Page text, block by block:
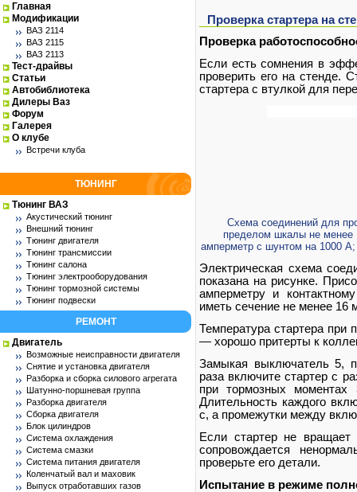
Главная
Модификации
ВАЗ 2114
ВАЗ 2115
ВАЗ 2113
Тест-драйвы
Статьи
Автобиблиотека
Дилеры Ваз
Форум
Галерея
О клубе
Встречи клуба
ТЮНИНГ
Тюнинг ВАЗ
Акустический тюнинг
Внешний тюнинг
Тюнинг двигателя
Тюнинг трансмиссии
Тюнинг салона
Тюнинг электрооборудования
Тюнинг тормозной системы
Тюнинг подвески
РЕМОНТ
Двигатель
Возможные неисправности двигателя
Снятие и установка двигателя
Разборка и сборка силового агрегата
Шатунно-поршневая группа
Разборка двигателя
Сборка двигателя
Блок цилиндров
Система охлаждения
Система смазки
Система питания двигателя
Коленчатый вал и маховик
Выпуск отработавших газов
Проверка стартера на
Проверка
Если есть сомнения в
проверить его на стенде.
стартера с втулкой для
Схема соединений для
пределом шкалы не менее
амперметр с шунтом на 1000
Электрическая схема
показана на рисунке.
амперметру и
иметь сечение не менее 16
Температура стартера при
— хорошо притерты к
Замыкая выключатель 5,
раза включите стартер с
при тормозных
Длительность каждого
с, а промежутки между
Если стартер не вращает
сопровождается
проверьте его детали.
Испытание в режиме